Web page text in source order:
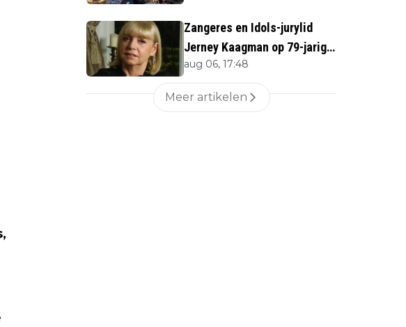
Zangeres en Idols-jurylid
Jerney Kaagman op 79-jarige
leeftijd overleden
aug 06, 17:48
Meer artikelen